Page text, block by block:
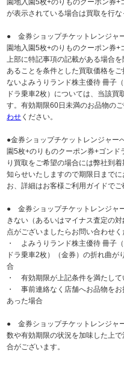
園地入園5枚+のりものクーポン券
が表示されている場合は買取を行な
● 金券ショップチケットレンジャ
園地入園5枚+のりものクーポン券
上部に特記事項の記載がある場合
あることを条件とした買取価格を
ないよみうりランド株主優待 冊子
ドラ乗車2枚）については、当該買
す。有効期限60日未満のお品物の
わせ ください。
●金券ショップチケットレンジャー
園5枚+のりものクーポン券+ゴン
り買取をご希望の場合には弊社到
知らせいたしますので期限日まで
お、詳細はお客様ご利用ガイドでご
● 金券ショップチケットレンジャ
きない（あるいはマイナス査定の
点がございましたらお問い合わせく
・ よみうりランド株主優待 冊子
ドラ乗車2枚）（金券）の折れ曲
合
・ 有効期限が上記条件を満たして
・ 事前連絡なく店舗へお品物を
あった場合
● 金券ショップチケットレンジャ
数や有効期限の状況を加味した上
合がございます。